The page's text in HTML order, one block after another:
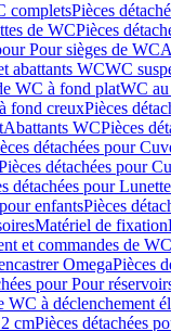
completsPièces
de WCPièces
Pour sièges de WC
abattants WCWC
WC à fond platWC au
fond creuxPièces
Abattants WCPièces
détachées pour
détachées pour
détachées pour
enfantsPièces
Matériel de fixation
et commandes de WC
OmegaPièces
pour Pour
WC à déclenchement
cmPièces détachées